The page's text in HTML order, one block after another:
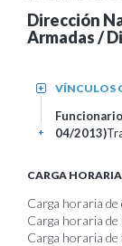
Dirección
Armadas /
VÍNCULOS
+
04/2013)
+
CARGA HORARIA
Carga horaria
Carga horaria
Carga horaria